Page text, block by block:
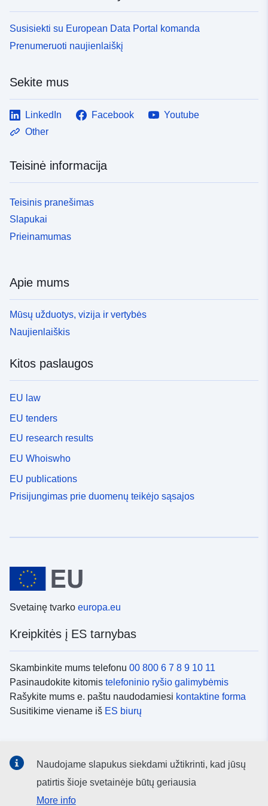
Susisiekti su European Data Portal komanda
Prenumeruoti naujienlaiškį
Sekite mus
LinkedIn Facebook
Youtube
Other
Teisinė informacija
Teisinis pranešimas
Slapukai
Prieinamumas
Apie mums
Mūsų užduotys, vizija ir vertybės
Naujienlaiškis
Kitos paslaugos
EU law
EU tenders
EU research results
EU Whoiswho
EU publications
Prisijungimas prie duomenų teikėjo sąsajos
Svetainę tvarko europa.eu
Kreipkitės į ES tarnybas
Skambinkite mums telefonu 00 800 6 7 8 9 10 11
Pasinaudokite kitomis telefoninio ryšio galimybėmis
Rašykite mums e. paštu naudodamiesi kontaktine forma
Susitikime viename iš ES biurų
socialinių tinklų kanalai
Naudojame slapukus siekdami užtikrinti, kad jūsų
patirtis šioje svetainėje būtų geriausia
More info